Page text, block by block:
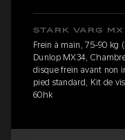
STARK VARG MX
Frein à main, 75-90 kg
Dunlop MX34,
disque frein avant non
pied standard, Kit de
60hk